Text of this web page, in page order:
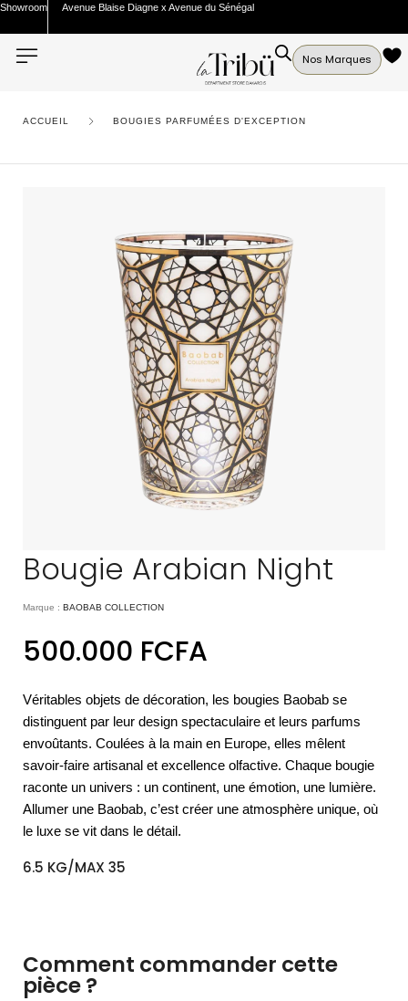
Showroom Avenue Blaise Diagne x Avenue du Sénégal
Nos Marques
ACCUEIL BOUGIES PARFUMÉES D'EXCEPTION
Bougie Arabian Night
Marque : BAOBAB COLLECTION
500.000 FCFA
Véritables objets de décoration, les bougies Baobab se
distinguent par leur design spectaculaire et leurs parfums
envoûtants. Coulées à la main en Europe, elles mêlent
savoir-faire artisanal et excellence olfactive. Chaque bougie
raconte un univers : un continent, une émotion, une lumière.
Allumer une Baobab, c’est créer une atmosphère unique, où
le luxe se vit dans le détail.
6.5 KG/MAX 35
Comment commander cette
pièce ?